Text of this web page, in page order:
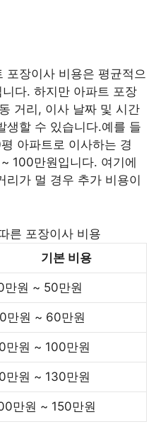
포장이사 비용은 평균적으
다. 하지만 아파트 포장
거리, 이사 날짜 및 시간
생할 수 있습니다.예를 들
아파트로 이사하는 경
100만원입니다. 여기에
리가 멀 경우 추가 비용이
른 포장이사 비용
기본 비용
만원 ~ 50만원
만원 ~ 60만원
만원 ~ 100만원
만원 ~ 130만원
만원 ~ 150만원